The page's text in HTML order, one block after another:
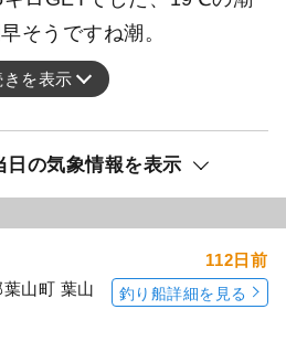
潮早い(ﾟДﾟ)ﾊﾔｲ…これは
最後に少し潮が落ち着い
キロGETでした、19℃の潮
そうですね️潮️。